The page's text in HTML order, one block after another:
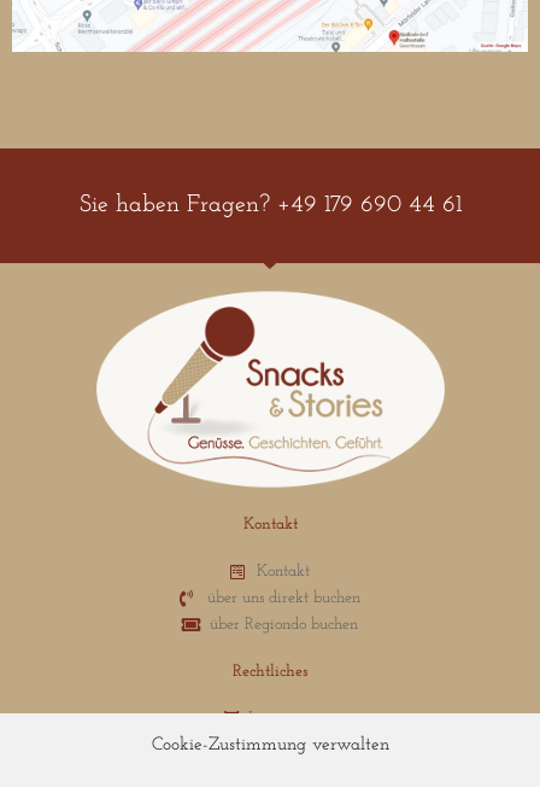
Cookie-Zustimmung verwalten
Sie haben Fragen? +49 179 690 44 61
Kontakt
Kontakt
über uns direkt buchen
über Regiondo buchen
Rechtliches
Impressum
Datenschutz